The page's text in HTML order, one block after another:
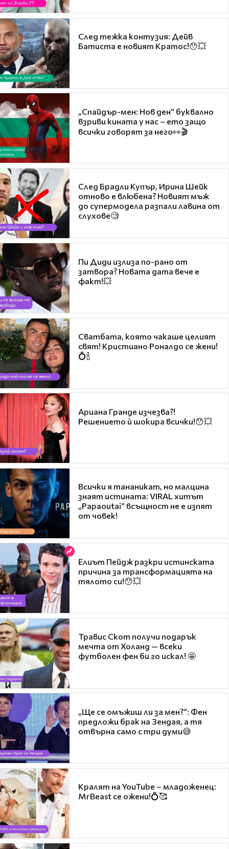
След тежка контузия: Дейв
Батиста е новият Кратос!😯💥
„Спайдър-мен: Нов ден“ буквално
взриви кината у нас – ето защо
всички говорят за него👀🎬
След Брадли Купър, Ирина Шейк
отново е влюбена? Новият мъж
до супермодела разпали лавина от
слухове🧐
Пи Диди излиза по-рано от
затвора? Новата дата вече е
факт!💥
Сватбата, която чакаше целият
свят! Кристиано Роналдо се жени!
💍🍾
Ариана Гранде изчезва?!
Решението ѝ шокира всички!😯💥
Всички я тананикат, но малцина
знаят истината: VIRAL хитът
„Papaoutai“ всъщност не е изпят
от човек!
Елиът Пейдж разкри истинската
причина за трансформацията на
тялото си!😯💥
Травис Скот получи подарък
мечта от Холанд — всеки
футболен фен би го искал! 🤩
„Ще се омъжиш ли за мен?“: Фен
предложи брак на Зендая, а тя
отвърна само с три думи😅
Кралят на YouTube – младоженец:
MrBeast се ожени!💍🥰